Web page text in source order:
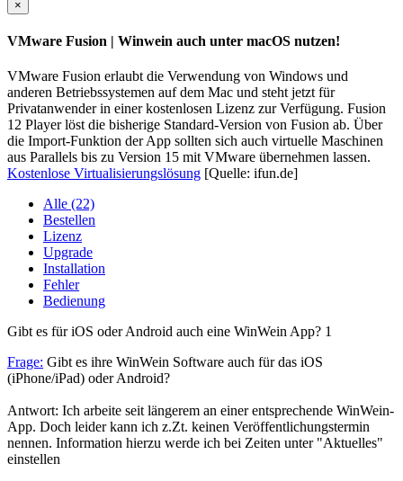
×
VMware Fusion | Winwein auch unter macOS nutzen!
VMware Fusion erlaubt die Verwendung von Windows und
anderen Betriebssystemen auf dem Mac und steht jetzt für
Privatanwender in einer kostenlosen Lizenz zur Verfügung. Fusion
12 Player löst die bisherige Standard-Version von Fusion ab. Über
die Import-Funktion der App sollten sich auch virtuelle Maschinen
aus Parallels bis zu Version 15 mit VMware übernehmen lassen.
Kostenlose Virtualisierungslösung [Quelle: ifun.de]
Alle (22)
Bestellen
Lizenz
Upgrade
Installation
Fehler
Bedienung
Gibt es für iOS oder Android auch eine WinWein App? 1
Frage: Gibt es ihre WinWein Software auch für das iOS
(iPhone/iPad) oder Android?
Antwort: Ich arbeite seit längerem an einer entsprechende WinWein-
App. Doch leider kann ich z.Zt. keinen Veröffentlichungstermin
nennen. Information hierzu werde ich bei Zeiten unter "Aktuelles"
einstellen